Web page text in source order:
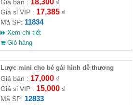
Giá bán : 18,300₫
Giá sỉ VIP : 17,385₫
Mã SP: 11834
Xem chi tiết
Giỏ hàng
Lược mini cho bé gái hình dễ thương
Giá bán : 17,000₫
Giá sỉ VIP : 15,000₫
Mã SP: 12833